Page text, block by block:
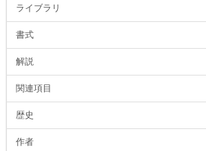
ライブラリ
書式
解説
関連項目
歴史
作者